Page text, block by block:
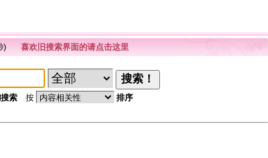
) 喜欢旧搜索界面的请点击这里
索 按 排序